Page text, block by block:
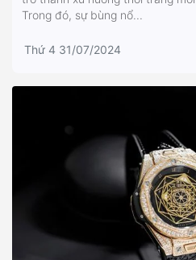
Trong đó, sự bùng nổ...
Thứ 4 31/07/2024